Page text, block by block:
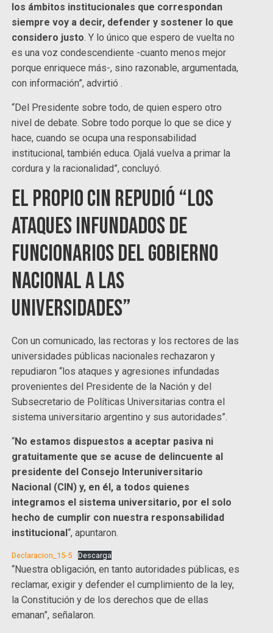
los ámbitos institucionales que correspondan
siempre voy a decir, defender y sostener lo que
considero justo. Y lo único que espero de vuelta no
es una voz condescendiente -cuanto menos mejor
porque enriquece más-, sino razonable, argumentada,
con información”, advirtió .
“Del Presidente sobre todo, de quien espero otro
nivel de debate. Sobre todo porque lo que se dice y
hace, cuando se ocupa una responsabilidad
institucional, también educa. Ojalá vuelva a primar la
cordura y la racionalidad”, concluyó.
El propio CIN repudió “los
ataques infundados de
funcionarios del gobierno
nacional a las
universidades”
Con un comunicado, las rectoras y los rectores de las
universidades públicas nacionales rechazaron y
repudiaron “los ataques y agresiones infundadas
provenientes del Presidente de la Nación y del
Subsecretario de Políticas Universitarias contra el
sistema universitario argentino y sus autoridades”.
“No estamos dispuestos a aceptar pasiva ni
gratuitamente que se acuse de delincuente al
presidente del Consejo Interuniversitario
Nacional (CIN) y, en él, a todos quienes
integramos el sistema universitario, por el solo
hecho de cumplir con nuestra responsabilidad
institucional“, apuntaron.
Declaracion_15-5 Descarga
“Nuestra obligación, en tanto autoridades públicas, es
reclamar, exigir y defender el cumplimiento de la ley,
la Constitución y de los derechos que de ellas
emanan”, señalaron.